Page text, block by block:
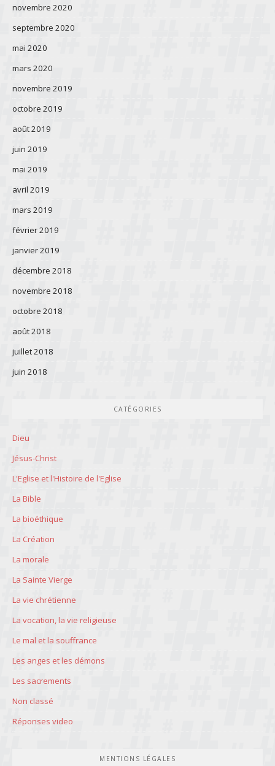
novembre 2020
septembre 2020
mai 2020
mars 2020
novembre 2019
octobre 2019
août 2019
juin 2019
mai 2019
avril 2019
mars 2019
février 2019
janvier 2019
décembre 2018
novembre 2018
octobre 2018
août 2018
juillet 2018
juin 2018
CATÉGORIES
Dieu
Jésus-Christ
L'Eglise et l'Histoire de l'Eglise
La Bible
La bioéthique
La Création
La morale
La Sainte Vierge
La vie chrétienne
La vocation, la vie religieuse
Le mal et la souffrance
Les anges et les démons
Les sacrements
Non classé
Réponses video
MENTIONS LÉGALES